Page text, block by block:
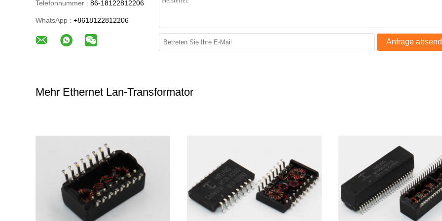
Telefonnummer : 86-18122812206
WhatsApp : +8618122812206
Anfrage
Mehr Ethernet Lan-Transformator